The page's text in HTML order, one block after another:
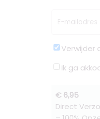
E-mailadres
Verwijder
Ik ga
€ 6,95
Direct